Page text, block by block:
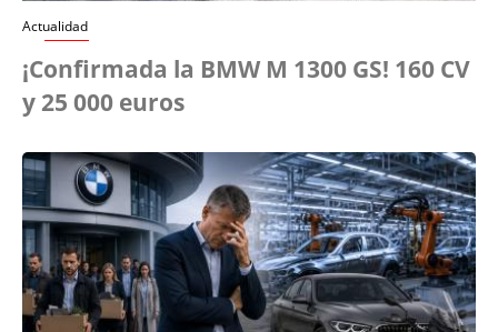
Actualidad
¡Confirmada la BMW M 1300 GS! 160 CV
y 25 000 euros